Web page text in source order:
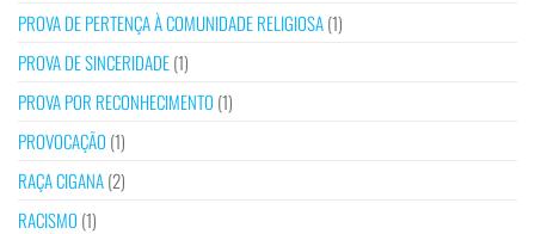
PROVA DE PERTENÇA À COMUNIDADE RELIGIOSA(1)
PROVA DE SINCERIDADE(1)
PROVA POR RECONHECIMENTO (1)
PROVOCAÇÃO (1)
RAÇA CIGANA(2)
RACISMO (1)